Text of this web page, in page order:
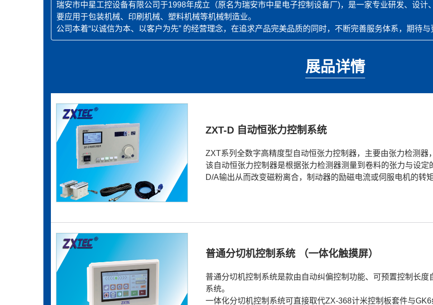
瑞安市中星工控设备有限公司于1998年成立（原名为瑞安市中星电子控制设备厂)，是一家专业研发、设
要应用于包装机械、印刷机械、塑料机械等机械制造业。
公司本着“以诚信为本、以客户为先” 的经营理念，在追求产品完美品质的同时，不断完善服务体系，期待
展品详情
ZXT-D 自动恒张力控制系统
ZXT系列全数字高精度型自动恒张力控制器，主要由张力检测器
该自动恒张力控制器是根据张力检测器测量到卷料的张力与设
D/A输出从而改变磁粉离合，制动器的励磁电流或伺服电机的转
普通分切机控制系统 （一体化触摸屏）
普通分切机控制系统是款由自动纠偏控制功能、可预置控制长
系统。
一体化分切机控制系统可直接取代ZX-368计米控制板套件与